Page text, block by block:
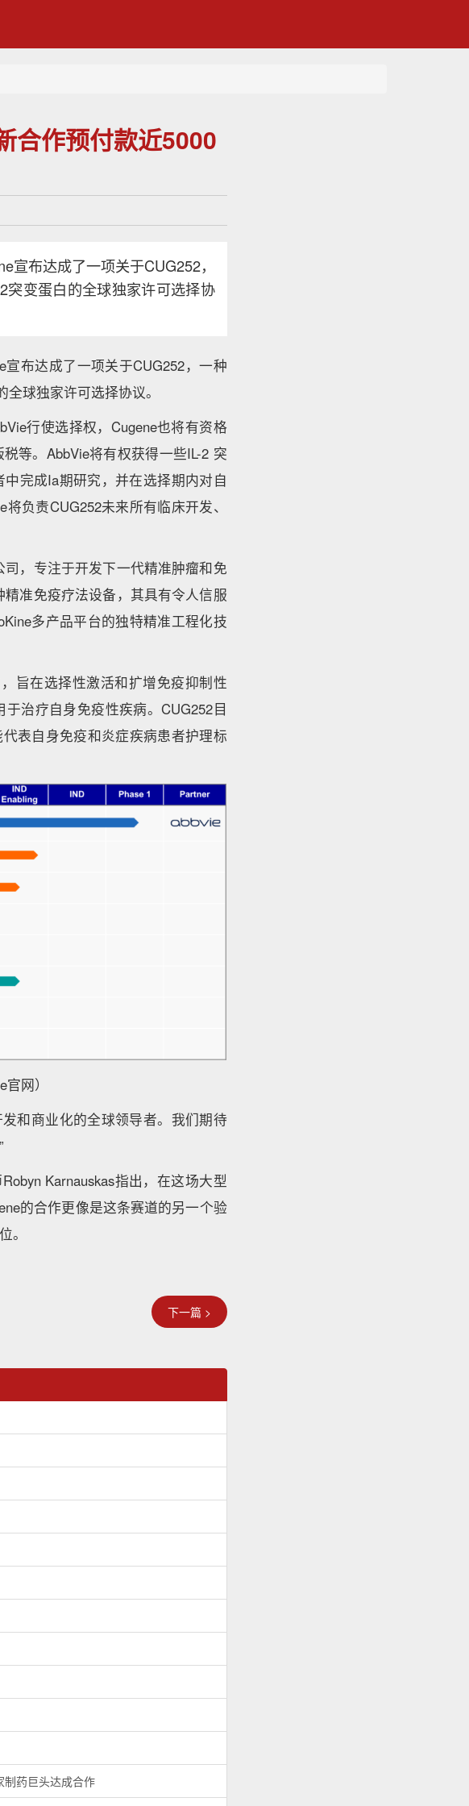
合作预付款近5000
布达成了一项关于CUG252，
突变蛋白的全球独家许可选择协
布达成了一项关于CUG252，一种
球独家许可选择协议。
行使选择权，Cugene也将有资格
等。AbbVie将有权获得一些IL-2 突
完成Ia期研究，并在选择期内对自
负责CUG252未来所有临床开发、
，专注于开发下一代精准肿瘤和免
准免疫疗法设备，其具有令人信服
多产品平台的独特精准工程化技
旨在选择性激活和扩增免疫抑制性
治疗自身免疫性疾病。CUG252目
表自身免疫和炎症疾病患者护理标
网）
和商业化的全球领导者。我们期待
Karnauskas指出，在这场大型
的合作更像是这条赛道的另一个验
。
下一篇 >
制药巨头达成合作